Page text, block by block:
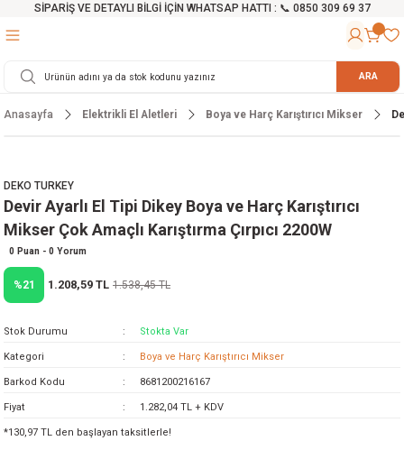
SİPARİŞ VE DETAYLI BİLGİ İÇİN WHATSAP HATTI : 📞 0850 309 69 37
Testereler
Makinesi
Testereler
Cihazları
Mikser
ve Arabalar
Malzemeleri ARA
Anasayfa Elektrikli El Aletleri Boya ve Harç Karıştırıcı Mikser
DEKO TURKEY
Devir Ayarlı El Tipi Dikey Boya ve Harç Karıştırıcı
Mikser Çok Amaçlı Karıştırma Çırpıcı 2200W
0 Puan - 0 Yorum
%21 1.208,59 TL 1.538,45 TL
Stok Durumu Stokta Var
Kategori Boya ve Harç Karıştırıcı Mikser
Barkod Kodu 8681200216167
Fiyat 1.282,04 TL + KDV
*130,97 TL den başlayan taksitlerle!